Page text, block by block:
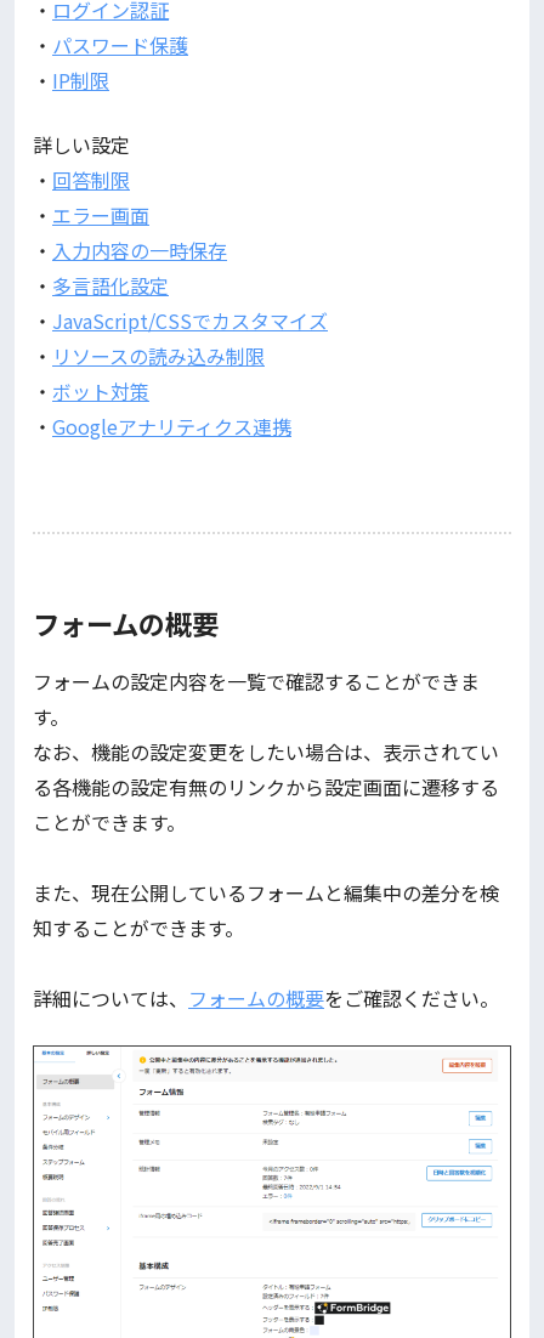
・ ログイン認証
・ パスワード保護
・ IP制限
詳しい設定
・ 回答制限
・ エラー画面
・ 入力内容の一時保存
・ 多言語化設定
・ JavaScript/CSSでカスタマイズ
・ リソースの読み込み制限
・ ボット対策
・ Googleアナリティクス連携
フォームの概要
フォームの設定内容を一覧で確認することができま
す。
なお、機能の設定変更をしたい場合は、表示されてい
る各機能の設定有無のリンクから設定画面に遷移する
ことができます。
また、現在公開しているフォームと編集中の差分を検
知することができます。
詳細については、 フォームの概要をご確認ください。